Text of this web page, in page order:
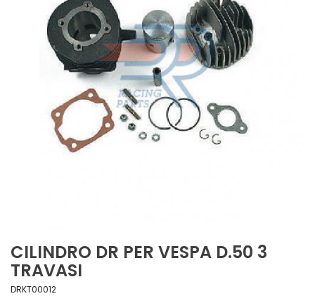
CILINDRO DR PER VESPA D.50 3
TRAVASI
DRKT00012